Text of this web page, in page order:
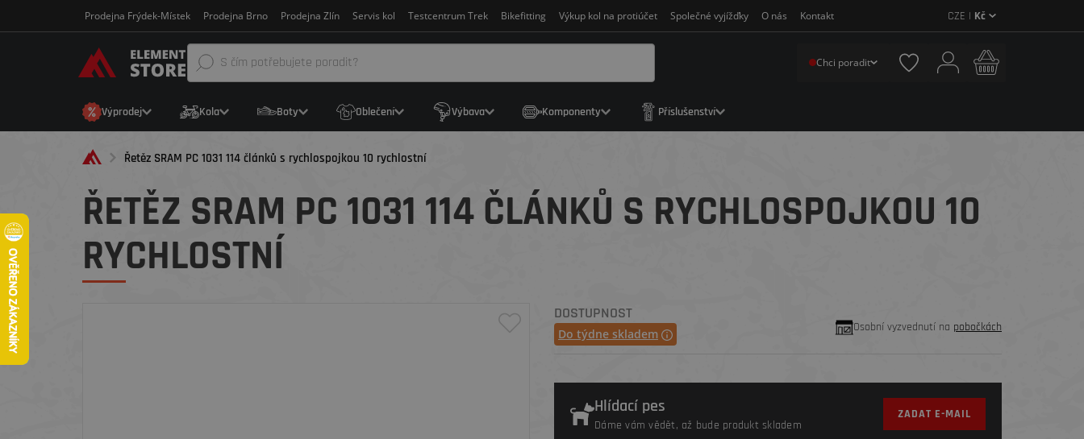
Prodejna Frýdek-Místek Prodejna Brno Prodejna Zlín Servis kol Testcentrum Trek Bikefitting Výkup kol na protiúčet Společné vyjížďky O nás Kontakt CZE | Kč
Chci poradit
Výprodej Kola Boty Oblečení Výbava Komponenty Příslušenství
Řetěz SRAM PC 1031 114 článků s rychlospojkou 10 rychlostní
ŘETĚZ SRAM PC 1031 114 ČLÁNKŮ S RYCHLOSPOJKOU 10
RYCHLOSTNÍ
DOSTUPNOST
Do týdne skladem Osobní vyzvednutí na pobočkách
Hlídací pes
Dáme vám vědět, až bude produkt skladem
ZADAT E-MAIL